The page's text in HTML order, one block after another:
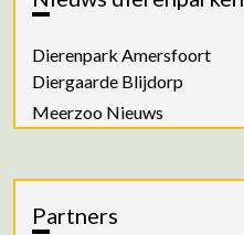
Dierenpark Amersfoort
Diergaarde Blijdorp
Meerzoo Nieuws
Partners